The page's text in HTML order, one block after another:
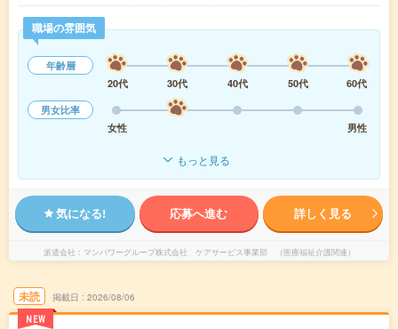
職場の雰囲気
年齢層
20代
30代 40代 50代
60代
男女比率
女性
男性
もっと見る
気になる! 応募へ進む 詳しく見る
派遣会社 マンパワーグループ株式会社 ケアサービス事業部 （医療福祉介護関連）
未読
NEW
掲載日 2026/08/06